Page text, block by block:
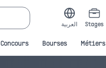
العربية Stages
Concours Bourses Métiers